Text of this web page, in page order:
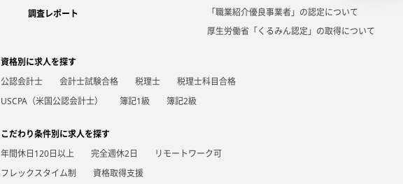
調査レポート
「職業紹介優良事業者」の認定について
厚生労働省「くるみん認定」の取得について
資格別に求人を探す
公認会計士
会計士試験合格 税理士
税理士科目合格
USCPA（米国公認会計士）
簿記1級 簿記2級
こだわり条件別に求人を探す
年間休日120日以上
完全週休2日
リモートワーク可
フレックスタイム制
資格取得支援